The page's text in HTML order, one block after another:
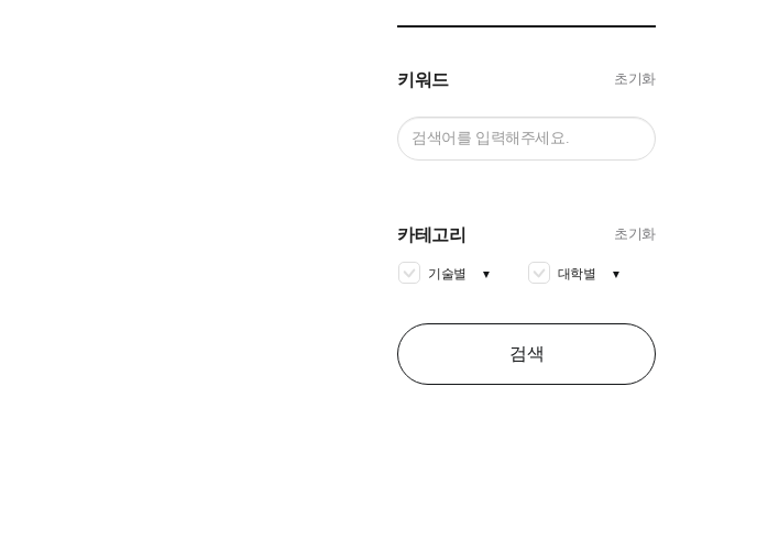
키워드 초기화
카테고리 초기화
기술별 ▼ 대학별 ▼
검색